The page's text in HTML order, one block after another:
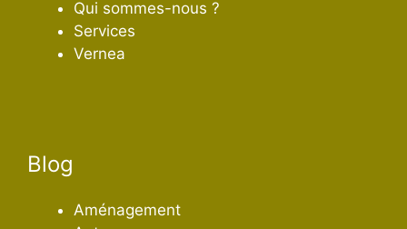
Qui sommes-nous ?
Services
Vernea
Blog
Aménagement